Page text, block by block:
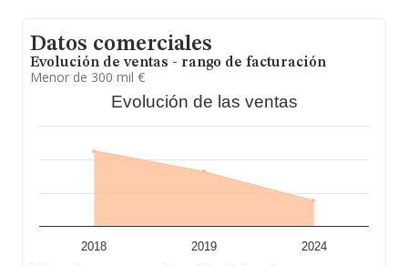
Datos comerciales
Evolución de ventas - rango de facturación
Menor de 300 mil €
Evolución de las ventas
2018 2019 2024